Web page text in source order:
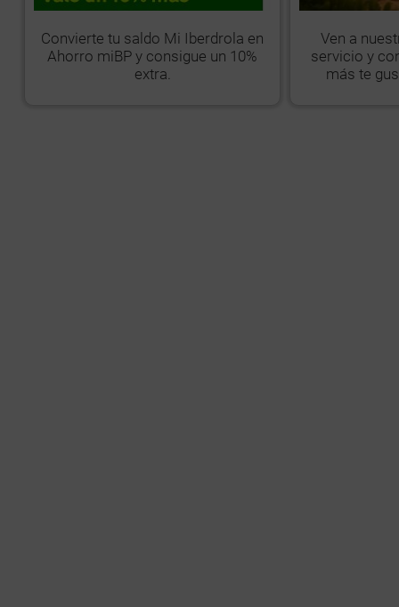
Convierte tu saldo Mi Iberdrola en
Ahorro miBP y consigue un 10%
extra.
Ven a
servicio y
más te